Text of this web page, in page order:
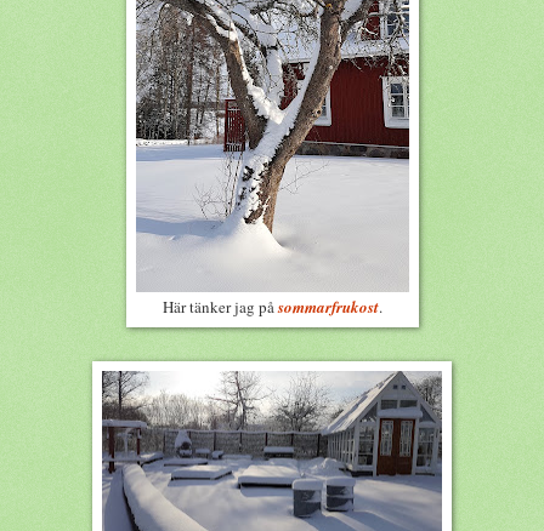
Här tänker jag påsommarfrukost.